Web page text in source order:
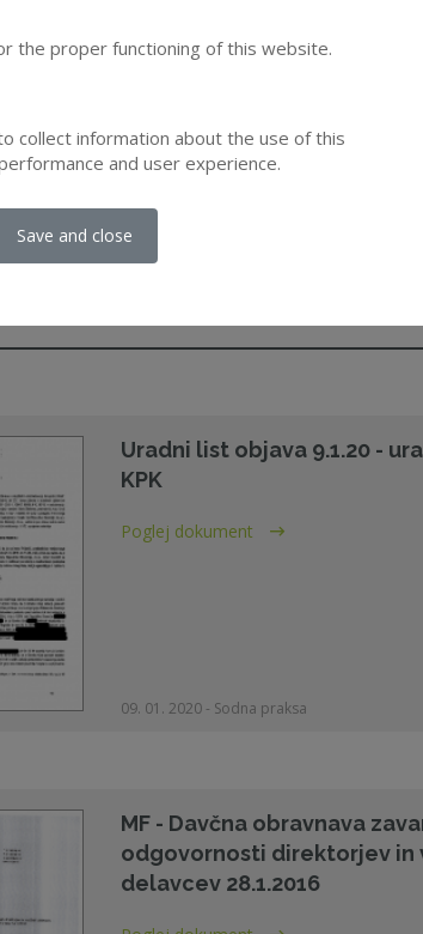
Uradni list objava 9.1.20 -
KPK
Poglej dokument
09. 01. 2020 - Sodna praksa
MF - Davčna obravnava
odgovornosti direktorjev in
delavcev 28.1.2016
the proper functioning of this website.
collect information about the use of this
and user experience.
Save and close